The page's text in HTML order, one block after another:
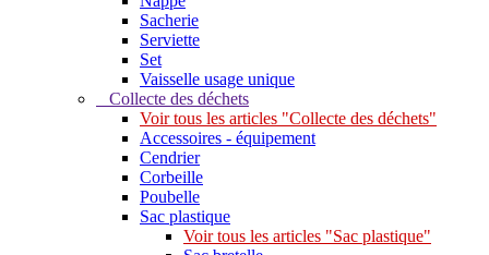
Sacherie
Serviette
Set
Vaisselle usage unique
Collecte des déchets
Voir tous les articles "Collecte des déchets"
Accessoires - équipement
Cendrier
Corbeille
Poubelle
Sac plastique
Voir tous les articles "Sac plastique"